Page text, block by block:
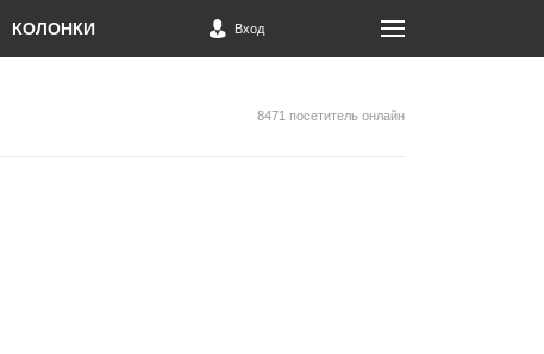
КОЛОНКИ Вход
8471 посетитель онлайн